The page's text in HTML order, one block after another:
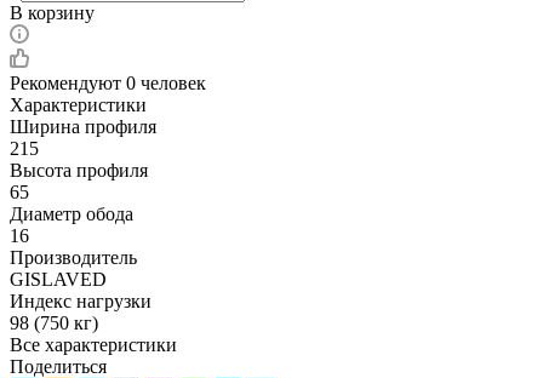
В корзину
Рекомендуют 0 человек
Характеристики
Ширина профиля
215
Высота профиля
65
Диаметр обода
16
Производитель
GISLAVED
Индекс нагрузки
98 (750 кг)
Все характеристики
Поделиться